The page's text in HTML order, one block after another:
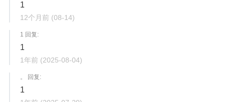
1
12个月前 (08-14)
1 回复:
1
1年前 (2025-08-04)
。 回复:
1